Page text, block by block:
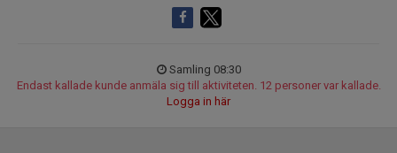
Samling 08:30
Endast kallade kunde anmäla sig till aktiviteten. 12 personer var kallade.
Logga in här